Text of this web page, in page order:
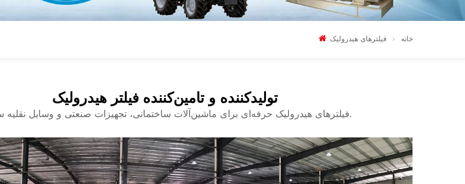
خانه فیلترهای هیدرولیک
تولیدکننده و تامین‌کننده فیلتر هیدرولیک
فیلترهای هیدرولیک حرفه‌ای برای ماشین‌آلات ساختمانی، تجهیزات صنعتی و وسایل نقلیه سنگین.